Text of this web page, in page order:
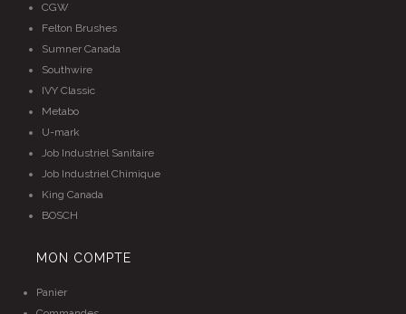
CGW
Felton Brushes
Sumner Canada
Southwire
IVY Classic
Metabo
U-mark
Job Industriel Sanitaire
Job Industriel Chimique
King Canada
BOSCH
MON COMPTE
Panier